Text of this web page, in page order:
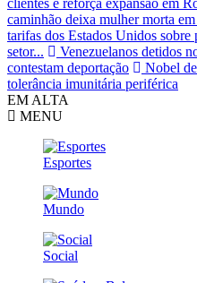
caminhão deixa mulher morta em
tarifas dos Estados Unidos
setor...
Venezuelanos detidos
contestam deportação
Nobel
tolerância imunitária periférica
EM ALTA
MENU
Esportes
Mundo
Social